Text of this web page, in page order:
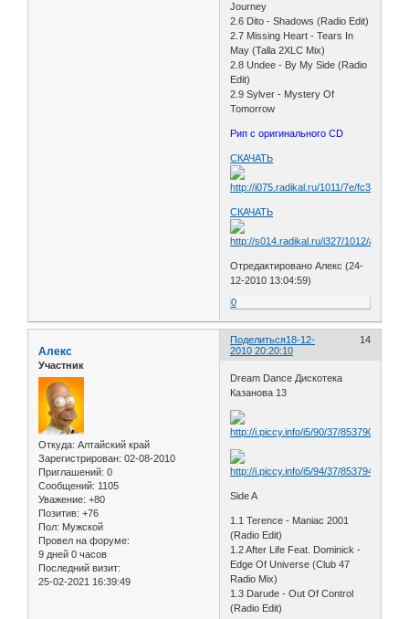
Journey
2.6 Dito - Shadows (Radio Edit)
2.7 Missing Heart - Tears In
May (Talla 2XLC Mix)
2.8 Undee - By My Side (Radio
Edit)
2.9 Sylver - Mystery Of
Tomorrow
Рип с оригинального CD
СКАЧАТЬ
СКАЧАТЬ
Отредактировано Алекс (24-
12-2010 13:04:59)
0
Поделиться 14
18-12-
2010 20:20:10
Алекс
Участник
Откуда: Алтайский край
Зарегистрирован: 02-08-2010
Приглашений: 0
Сообщений: 1105
Уважение: +80
Позитив: +76
Пол: Мужской
Провел на форуме:
9 дней 0 часов
Последний визит:
25-02-2021 16:39:49
Dream Dance Дискотека
Казанова 13
Side A
1.1 Terence - Maniac 2001
(Radio Edit)
1.2 After Life Feat. Dominick -
Edge Of Universe (Club 47
Radio Mix)
1.3 Darude - Out Of Control
(Radio Edit)